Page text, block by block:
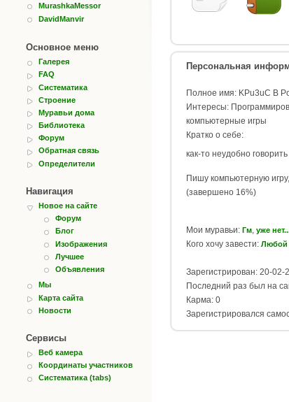
MurashkaMessor
DavidManvir
Основное меню
Галерея
FAQ
Систематика
Строение
Муравьи дома
Библиотека
Форум
Обратная связь
Определители
Навигация
Новое на сайте
Форум
Блог
Изображения
Лучшее
Объявления
Мы
Карта сайта
Новости
Сервисы
Веб камера
Координаты участников
Систематика (tabs)
Персональная
Полное имя: KPu3uC B
Интересы:
компьютерные игры
Кратко о себе:
как-то неудобно
Пишу компьютерную
(завершено 16%)
Мои муравьи: Гм, уже
Кого хочу завести: Любой
Зарегистрирован: 20-02-
Последний раз был на
Карма: 0
Зарегистрировался